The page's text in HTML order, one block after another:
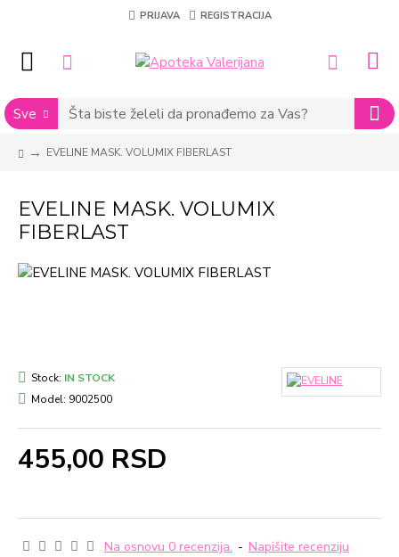
PRIJAVA REGISTRACIJA
Sve
EVELINE MASK. VOLUMIX FIBERLAST
EVELINE MASK. VOLUMIX
FIBERLAST
Na osnovu 0 recenzija. - Napišite recenziju
455,00 RSD
Stock: IN STOCK
Model: 9002500